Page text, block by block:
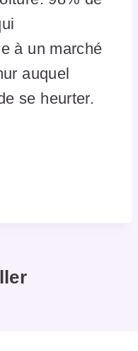
à un marché
auquel
se heurter.